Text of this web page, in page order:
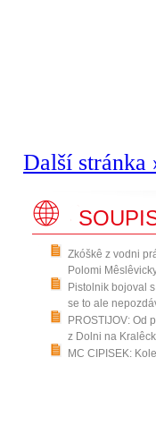
Další stránka
Zkóškê z vodni
Polomi
Pistolnik bojoval
se to ale
PROSTIJOV: Od
z Dolni na
MC CIPISEK: